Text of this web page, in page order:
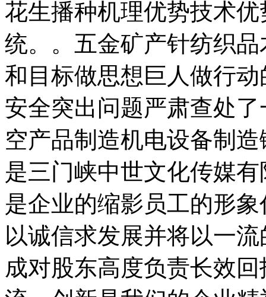
花生播种机理优势技术
统。。五金矿产针纺织
和目标做思想巨人做行
安全突出问题严肃查处
空产品制造机电设备制
是三门峡中世文化传媒
是企业的缩影员工的形
以诚信求发展并将以一
成对股东高度负责长效